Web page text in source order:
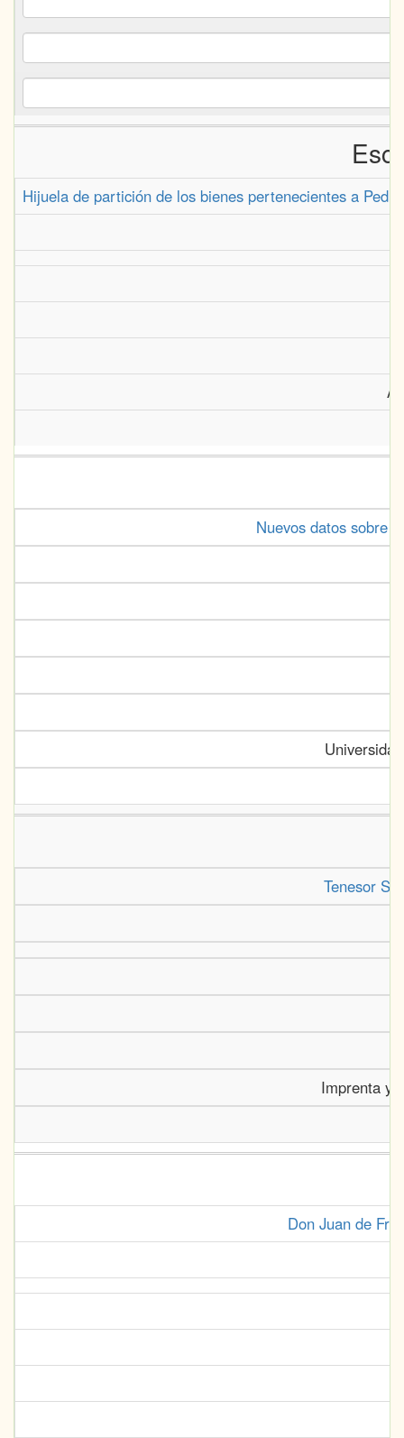
Hijuela de partición de los bienes pertenecientes a
Nuevos datos sobre
Tenesor
Imprenta y
Don Juan de